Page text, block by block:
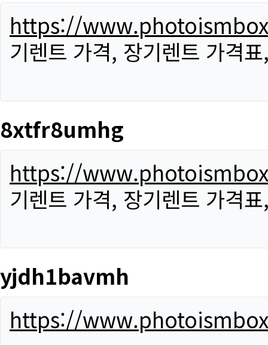
https://
기렌트 가격, 장기렌트 가격
8xtfr8umhg
https://
기렌트 가격, 장기렌트 가격
yjdh1bavmh
https://